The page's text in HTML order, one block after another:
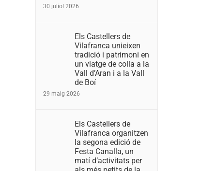
30 juliol 2026
Els Castellers de
Vilafranca unieixen
tradició i patrimoni en
un viatge de colla a la
Vall d’Aran i a la Vall
de Boí
29 maig 2026
Els Castellers de
Vilafranca organitzen
la segona edició de
Festa Canalla, un
matí d’activitats per